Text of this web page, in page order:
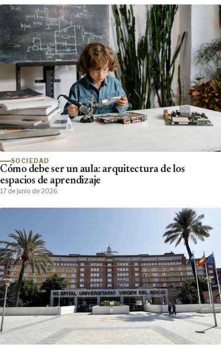
SOCIEDAD
Cómo debe ser un aula: arquitectura de los
espacios de aprendizaje
17 de junio de 2026